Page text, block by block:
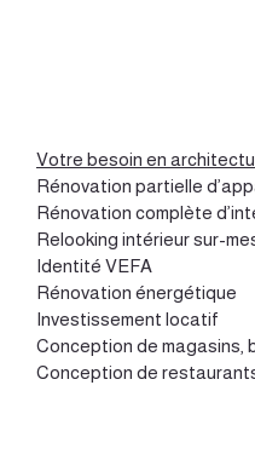
Votre besoin en
Rénovation partielle
Rénovation complète
Relooking intérieur sur-
Identité VEFA
Rénovation énergétique
Investissement locatif
Conception de magasins,
Conception de